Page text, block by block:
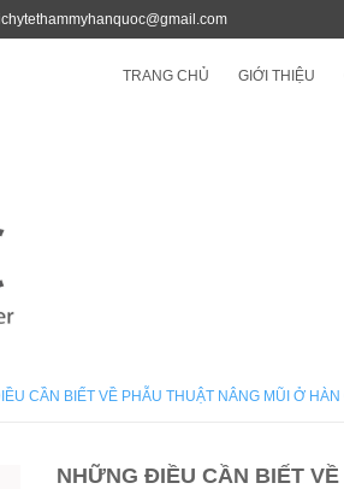
TRANG CHỦ GIỚI THIỆU
CẦN BIẾT VỀ PHẪU THUẬT NÂNG MŨI Ở HÀN
NHỮNG ĐIỀU CẦN BIẾT